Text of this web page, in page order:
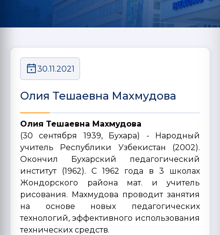
30.11.2021
Олия Тешаевна Махмудова
Олия Тешаевна Махмудова
(30 сентября 1939, Бухара) - Народный
учитель Республики Узбекистан (2002).
Окончил Бухарский педагогический
институт (1962). С 1962 года в 3 школах
Жондорского района мат. и учитель
рисования. Махмудова проводит занятия
на основе новых педагогических
технологий, эффективного использования
технических средств.